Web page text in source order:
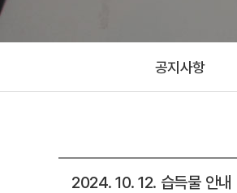
공지사항
2024. 10. 12. 습득물 안내